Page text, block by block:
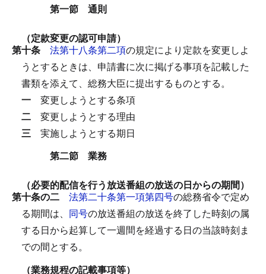
第一節 通則
（定款変更の認可申請）
第十条
法第十八条第二項の規定により定款を変更しよ
うとするときは、申請書に次に掲げる事項を記載した
書類を添えて、総務大臣に提出するものとする。
一
変更しようとする条項
二
変更しようとする理由
三
実施しようとする期日
第二節 業務
（必要的配信を行う放送番組の放送の日からの期間）
第十条の二
法第二十条第一項第四号の総務省令で定め
る期間は、 同号の放送番組の放送を終了した時刻の属
する日から起算して一週間を経過する日の当該時刻ま
での間とする。
（業務規程の記載事項等）